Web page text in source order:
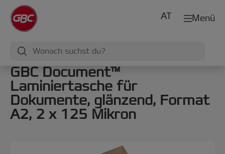
Menü
AT
GBC Document™
Laminiertasche für
Dokumente, glänzend, Format
A2, 2 x 125 Mikron